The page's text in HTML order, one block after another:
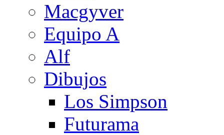
Macgyver
Equipo A
Alf
Dibujos
Los Simpson
Futurama